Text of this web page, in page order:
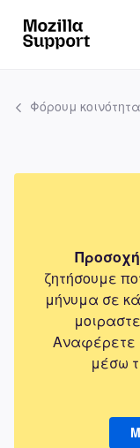
Φόρουμ
ζητήσουμε
μήνυμα σε
Αναφέρετε
μέσω